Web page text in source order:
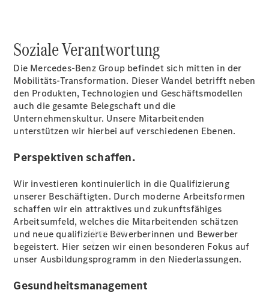
Service für
Reisemobile
Gebrauchtwagensuche
Finanzdienste
Digitale
Extras
Über uns
Soziale Verantwortung
Die Mercedes-Benz Group befindet sich mitten in der
Mobilitäts-Transformation. Dieser Wandel betrifft neben
den Produkten, Technologien und Geschäftsmodellen
auch die gesamte Belegschaft und die
Unternehmenskultur. Unsere Mitarbeitenden
unterstützen wir hierbei auf verschiedenen Ebenen.
Perspektiven schaffen.
Wir investieren kontinuierlich in die Qualifizierung
unserer Beschäftigten. Durch moderne Arbeitsformen
schaffen wir ein attraktives und zukunftsfähiges
Arbeitsumfeld, welches die Mitarbeitenden schätzen
und neue qualifizierte Bewerberinnen und Bewerber
begeistert. Hier setzen wir einen besonderen Fokus auf
unser Ausbildungsprogramm in den Niederlassungen.
Gesundheitsmanagement